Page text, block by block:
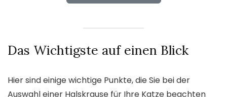
Das Wichtigste auf einen Blick
Hier sind einige wichtige Punkte, die Sie bei der
Auswahl einer Halskrause für Ihre Katze beachten